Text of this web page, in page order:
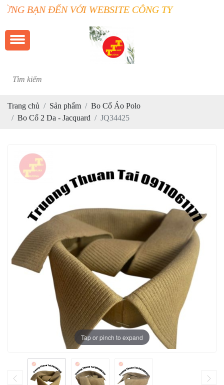
ĐẾN VỚI WEBSITE CÔNG TY TRƯỜNG
Trang chủ Sản phẩm
Bo Cổ Áo Polo
Bo Cổ 2 Da - Jacquard
JQ34425
Tap or pinch to expand